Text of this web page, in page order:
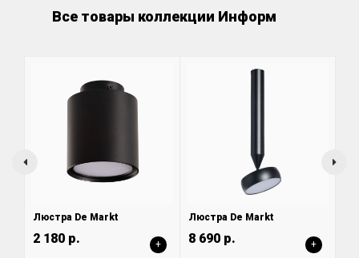
Все товары коллекции Информ
Люстра De Markt
2 180 р. +
Люстра De Markt
8 690 р. +